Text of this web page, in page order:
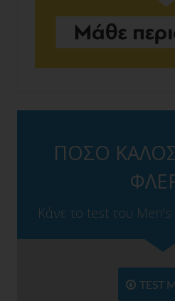
ΠΟΣΟ ΚΑΛΟΣ
Κάνε το test του Men's
TEST